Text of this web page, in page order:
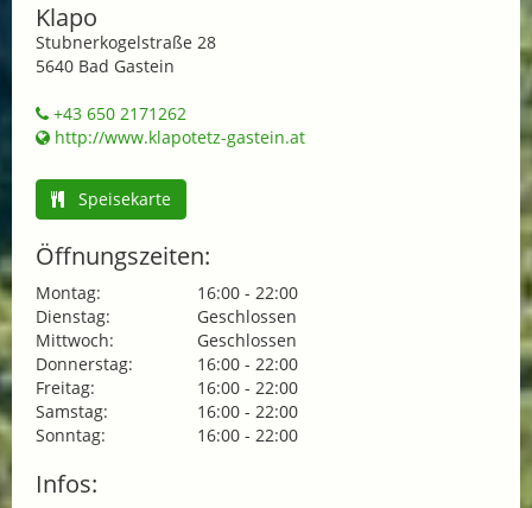
Klapo
Stubnerkogelstraße 28
5640 Bad Gastein
+43 650 2171262
http://www.klapotetz-gastein.at
Speisekarte
Öffnungszeiten:
Montag:
16:00 - 22:00
Dienstag:
Geschlossen
Mittwoch:
Geschlossen
Donnerstag:
16:00 - 22:00
Freitag:
16:00 - 22:00
Samstag:
16:00 - 22:00
Sonntag:
16:00 - 22:00
Infos: